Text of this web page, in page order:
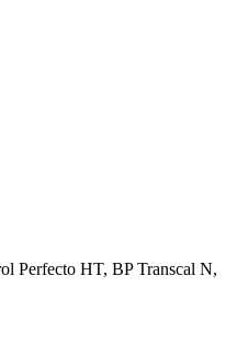
HT, BP Transcal N,